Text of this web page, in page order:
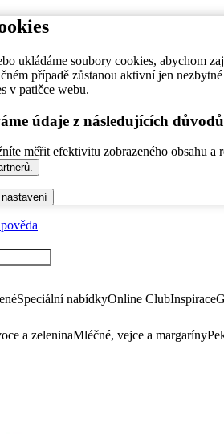
ukládáme soubory cookies, abychom
případě zůstanou aktivní jen
v patičce webu.
údaje z následujících důvodů
měřit efektivitu zobrazeného obsahu
Speciální nabídkyOnline ClubInspirace
a zeleninaMléčné, vejce a margaríny